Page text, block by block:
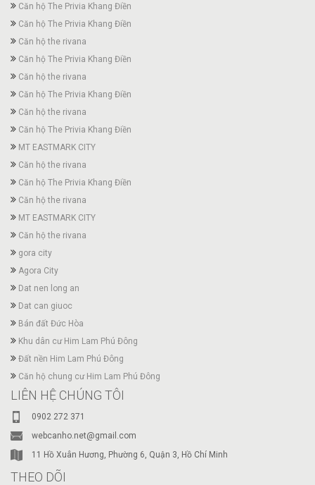
Căn hộ The Privia Khang Điền
Căn hộ The Privia Khang Điền
Căn hộ the rivana
Căn hộ The Privia Khang Điền
Căn hộ the rivana
Căn hộ The Privia Khang Điền
Căn hộ the rivana
Căn hộ The Privia Khang Điền
MT EASTMARK CITY
Căn hộ the rivana
Căn hộ The Privia Khang Điền
Căn hộ the rivana
MT EASTMARK CITY
Căn hộ the rivana
gora city
Agora City
Dat nen long an
Dat can giuoc
Bán đất Đức Hòa
Khu dân cư Him Lam Phú Đông
Đất nền Him Lam Phú Đông
Căn hộ chung cư Him Lam Phú Đông
LIÊN HỆ CHÚNG TÔI
0902 272 371
webcanho.net@gmail.com
11 Hồ Xuân Hương, Phường 6, Quận 3, Hồ Chí Minh
THEO DÕI